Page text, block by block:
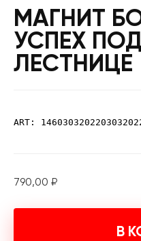
МАГНИТ
УСПЕХ
ЛЕСТНИЦЕ
ART:
790,00 ₽
В